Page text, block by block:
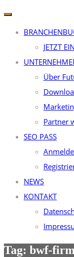
JETZT
Über
Partner
SEO PASS
NEWS
KONTAKT
Tag: bwf-